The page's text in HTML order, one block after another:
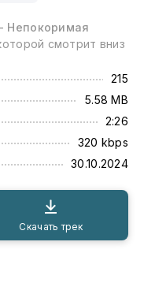
Непокоримая
смотрит вниз
215
5.58 MB
2:26
320 kbps
30.10.2024
Скачать трек